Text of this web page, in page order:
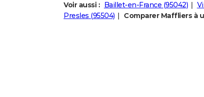
Voir aussi : Baillet-en-France (95042)
Presles (95504)
Comparer Maffliers à